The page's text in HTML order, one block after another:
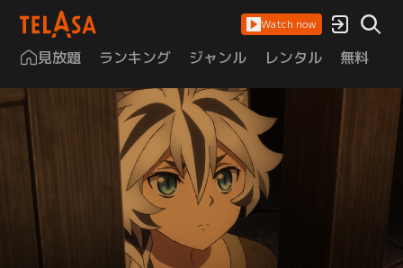
Watch now
見放題 ランキング ジャンル レンタル 無料